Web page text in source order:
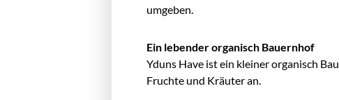
umgeben.
Ein lebender organisch Bauernhof
Yduns Have ist ein kleiner organisch
Fruchte und Kräuter an.